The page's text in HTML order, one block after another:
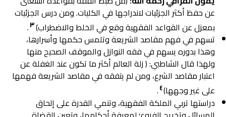
عن حفظ أكثر الجزئيات لاندراجها في الكليات. ومن درس الجزئيات
بمعزل عن القواعد الفقهية وقع في الخلط والاضطراب)٣.
تسهم في فهم مقاصد الشريعة وتلمس حكمها وأسرارها،
وهذا بدوره يسهم في فقه النوازل والموقف الصحيح منها
ولهذا قال الشاطبي: ( زلة العالم أكثر ما تكون عند الغفلة عن
اعتبار مقاصد الشرع، ومن لم يتفقه في مقاصد الشريعة فهمها
على غير وجهها)٤.
دراستها تربي الملكة الفقهية، وتنمي القدرة على إلحاق